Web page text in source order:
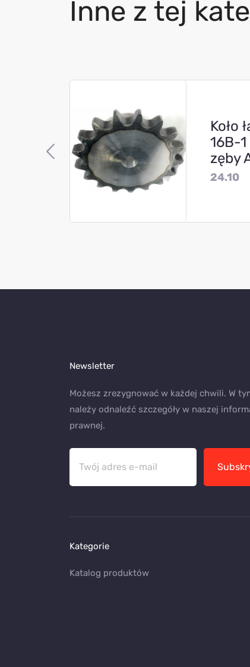
Inne z tej
Koło
16B-
zęby
24.10
Newsletter
Możesz zrezygnować w każdej chwili. W
należy odnaleźć szczegóły w naszej
prawnej.
Kategorie
Katalog produktów